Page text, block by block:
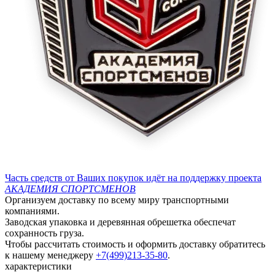
Часть средств от Ваших покупок идёт на поддержку проекта
АКАДЕМИЯ СПОРТСМЕНОВ
Организуем доставку по всему миру транспортными
компаниями.
Заводская упаковка и деревянная обрешетка обеспечат
сохранность груза.
Чтобы рассчитать стоимость и оформить доставку обратитесь
к нашему менеджеру +7(499)213-35-80.
характеристики